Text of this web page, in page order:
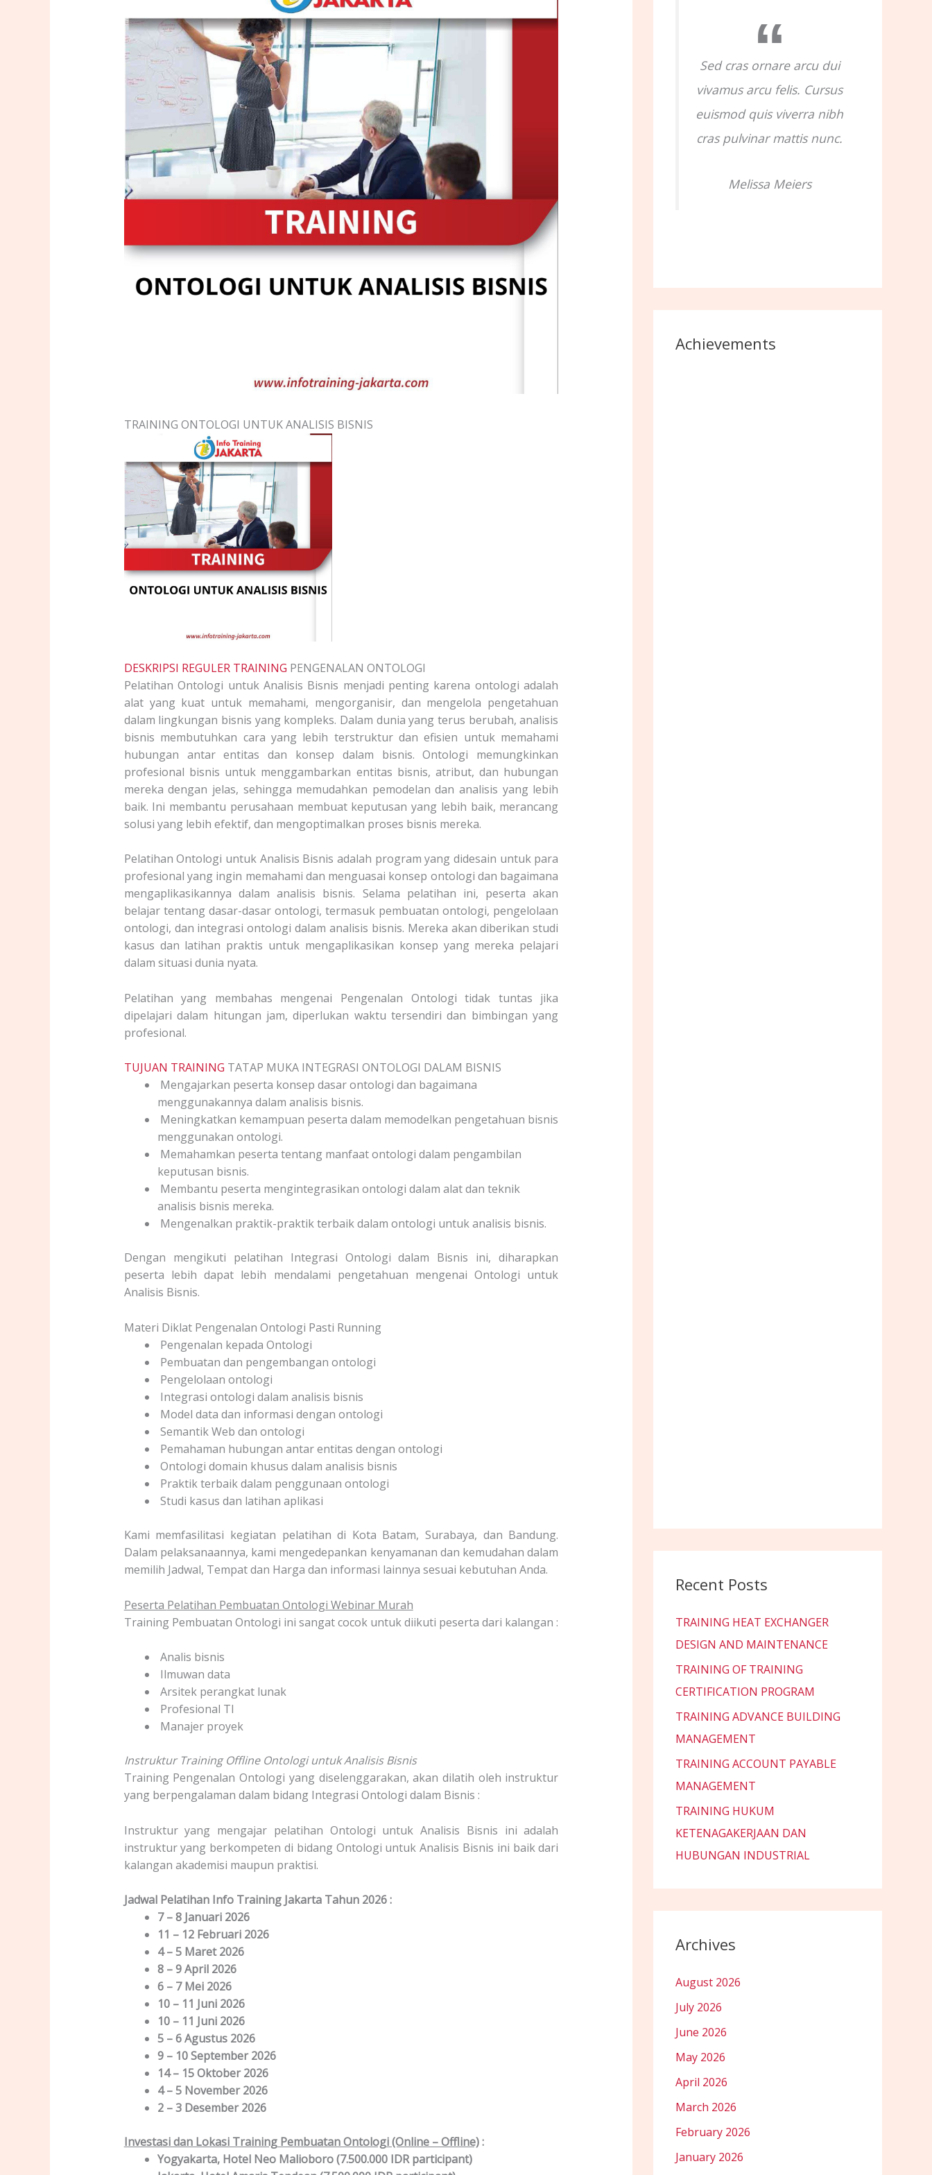
TRAINING ONTOLOGI UNTUK ANALISIS BISNIS
DESKRIPSI REGULER TRAINING PENGENALAN ONTOLOGI
Pelatihan Ontologi untuk Analisis Bisnis menjadi penting karena ontologi adalah
alat yang kuat untuk memahami, mengorganisir, dan mengelola pengetahuan
dalam lingkungan bisnis yang kompleks. Dalam dunia yang terus berubah, analisis
bisnis membutuhkan cara yang lebih terstruktur dan efisien untuk memahami
hubungan antar entitas dan konsep dalam bisnis. Ontologi memungkinkan
profesional bisnis untuk menggambarkan entitas bisnis, atribut, dan hubungan
mereka dengan jelas, sehingga memudahkan pemodelan dan analisis yang lebih
baik. Ini membantu perusahaan membuat keputusan yang lebih baik, merancang
solusi yang lebih efektif, dan mengoptimalkan proses bisnis mereka.
Pelatihan Ontologi untuk Analisis Bisnis adalah program yang didesain untuk para
profesional yang ingin memahami dan menguasai konsep ontologi dan bagaimana
mengaplikasikannya dalam analisis bisnis. Selama pelatihan ini, peserta akan
belajar tentang dasar-dasar ontologi, termasuk pembuatan ontologi, pengelolaan
ontologi, dan integrasi ontologi dalam analisis bisnis. Mereka akan diberikan studi
kasus dan latihan praktis untuk mengaplikasikan konsep yang mereka pelajari
dalam situasi dunia nyata.
Pelatihan yang membahas mengenai Pengenalan Ontologi tidak tuntas jika
dipelajari dalam hitungan jam, diperlukan waktu tersendiri dan bimbingan yang
profesional.
TUJUAN TRAINING TATAP MUKA INTEGRASI ONTOLOGI DALAM BISNIS
Mengajarkan peserta konsep dasar ontologi dan bagaimana
menggunakannya dalam analisis bisnis.
Meningkatkan kemampuan peserta dalam memodelkan pengetahuan bisnis
menggunakan ontologi.
Memahamkan peserta tentang manfaat ontologi dalam pengambilan
keputusan bisnis.
Membantu peserta mengintegrasikan ontologi dalam alat dan teknik
analisis bisnis mereka.
Mengenalkan praktik-praktik terbaik dalam ontologi untuk analisis bisnis.
Dengan mengikuti pelatihan Integrasi Ontologi dalam Bisnis ini, diharapkan
peserta lebih dapat lebih mendalami pengetahuan mengenai Ontologi untuk
Analisis Bisnis.
Materi Diklat Pengenalan Ontologi Pasti Running
Pengenalan kepada Ontologi
Pembuatan dan pengembangan ontologi
Pengelolaan ontologi
Integrasi ontologi dalam analisis bisnis
Model data dan informasi dengan ontologi
Semantik Web dan ontologi
Pemahaman hubungan antar entitas dengan ontologi
Ontologi domain khusus dalam analisis bisnis
Praktik terbaik dalam penggunaan ontologi
Studi kasus dan latihan aplikasi
Kami memfasilitasi kegiatan pelatihan di Kota Batam, Surabaya, dan Bandung.
Dalam pelaksanaannya, kami mengedepankan kenyamanan dan kemudahan dalam
memilih Jadwal, Tempat dan Harga dan informasi lainnya sesuai kebutuhan Anda.
Peserta Pelatihan Pembuatan Ontologi Webinar Murah
Training Pembuatan Ontologi ini sangat cocok untuk diikuti peserta dari kalangan :
Analis bisnis
Ilmuwan data
Arsitek perangkat lunak
Profesional TI
Manajer proyek
Instruktur Training Offline Ontologi untuk Analisis Bisnis
Training Pengenalan Ontologi yang diselenggarakan, akan dilatih oleh instruktur
yang berpengalaman dalam bidang Integrasi Ontologi dalam Bisnis :
Instruktur yang mengajar pelatihan Ontologi untuk Analisis Bisnis ini adalah
instruktur yang berkompeten di bidang Ontologi untuk Analisis Bisnis ini baik dari
kalangan akademisi maupun praktisi.
Jadwal Pelatihan Info Training Jakarta Tahun 2026 :
7 – 8 Januari 2026
11 – 12 Februari 2026
4 – 5 Maret 2026
8 – 9 April 2026
6 – 7 Mei 2026
10 – 11 Juni 2026
10 – 11 Juni 2026
5 – 6 Agustus 2026
9 – 10 September 2026
14 – 15 Oktober 2026
4 – 5 November 2026
2 – 3 Desember 2026
Investasi dan Lokasi Training Pembuatan Ontologi (Online – Offline):
Yogyakarta, Hotel Neo Malioboro (7.500.000 IDR participant)
Sed cras ornare arcu dui
vivamus arcu felis. Cursus
euismod quis viverra nibh
cras pulvinar mattis nunc.
Melissa Meiers
Achievements
Recent Posts
TRAINING HEAT EXCHANGER
DESIGN AND MAINTENANCE
TRAINING OF TRAINING
CERTIFICATION PROGRAM
TRAINING ADVANCE BUILDING
MANAGEMENT
TRAINING ACCOUNT PAYABLE
MANAGEMENT
TRAINING HUKUM
KETENAGAKERJAAN DAN
HUBUNGAN INDUSTRIAL
Archives
August 2026
July 2026
June 2026
May 2026
April 2026
March 2026
February 2026
January 2026